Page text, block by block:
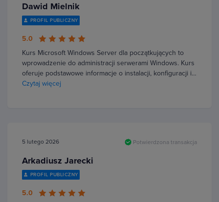
Dawid Mielnik
PROFIL PUBLICZNY
5.0
Kurs Microsoft Windows Server dla początkujących to
wprowadzenie do administracji serwerami Windows. Kurs
oferuje podstawowe informacje o instalacji, konfiguracji i…
Czytaj więcej
5 lutego 2026 Potwierdzona transakcja
Arkadiusz Jarecki
PROFIL PUBLICZNY
5.0